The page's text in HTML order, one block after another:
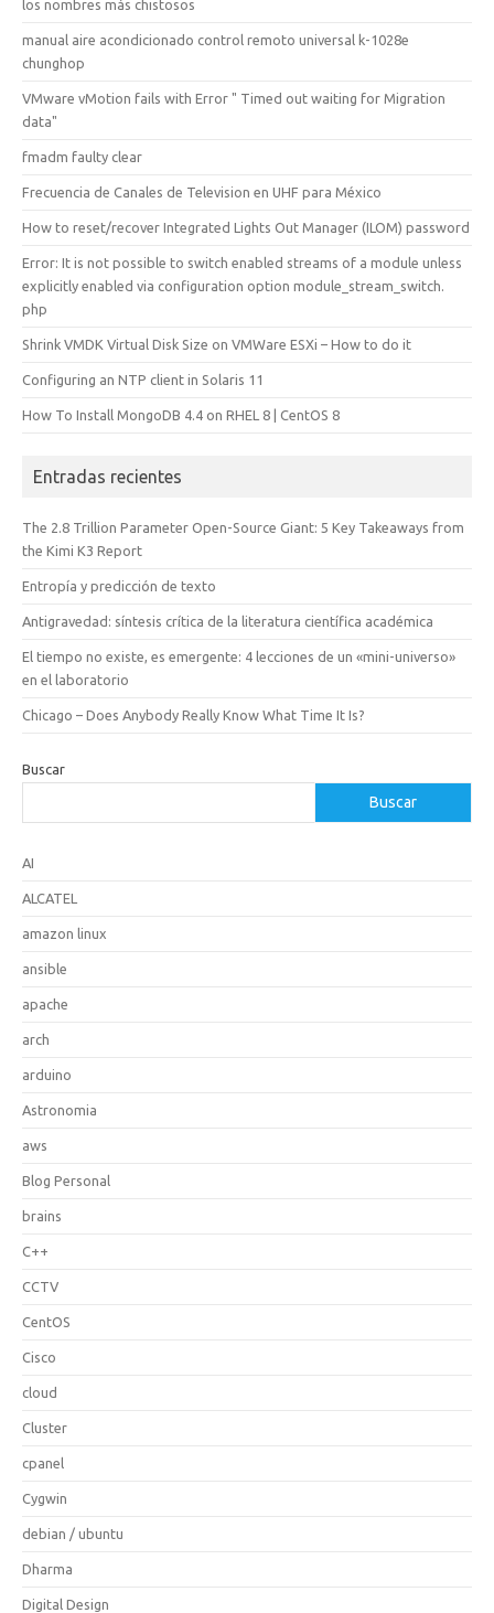
los nombres más chistosos
manual aire acondicionado control remoto universal k-1028e
chunghop
VMware vMotion fails with Error " Timed out waiting for Migration
data"
fmadm faulty clear
Frecuencia de Canales de Television en UHF para México
How to reset/recover Integrated Lights Out Manager (ILOM) password
Error: It is not possible to switch enabled streams of a module unless
explicitly enabled via configuration option module_stream_switch.
php
Shrink VMDK Virtual Disk Size on VMWare ESXi – How to do it
Configuring an NTP client in Solaris 11
How To Install MongoDB 4.4 on RHEL 8 | CentOS 8
Entradas recientes
The 2.8 Trillion Parameter Open-Source Giant: 5 Key Takeaways from
the Kimi K3 Report
Entropía y predicción de texto
Antigravedad: síntesis crítica de la literatura científica académica
El tiempo no existe, es emergente: 4 lecciones de un «mini-universo»
en el laboratorio
Chicago – Does Anybody Really Know What Time It Is?
Buscar
Buscar
AI
ALCATEL
amazon linux
ansible
apache
arch
arduino
Astronomia
aws
Blog Personal
brains
C++
CCTV
CentOS
Cisco
cloud
Cluster
cpanel
Cygwin
debian / ubuntu
Dharma
Digital Design